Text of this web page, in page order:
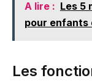
A lire : Les 5
pour enfants
Les